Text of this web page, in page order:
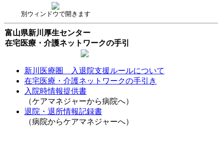
別ウィンドウで開きます
富山県新川厚生センター
在宅医療・介護ネットワークの手引
新川医療圏 入退院支援ルールについて
在宅医療・介護ネットワークの手引き
入院時情報提供書
（ケアマネジャーから病院へ）
退院・退所情報記録書
（病院からケアマネジャーへ）